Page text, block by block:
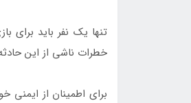
تنها یک نفر باید برای
خطرات ناشی از این
برای اطمینان از